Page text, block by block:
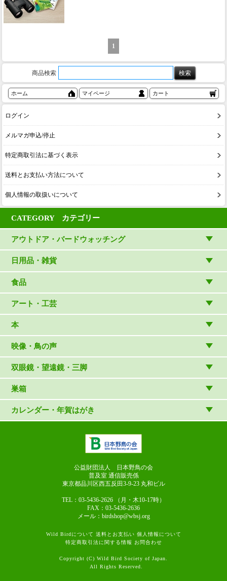
1
商品検索
ホーム マイページ カート
ログイン
メルマガ申込/停止
特定商取引法に基づく表示
送料とお支払い方法について
個人情報の取扱いについて
CATEGORY カテゴリー
アウトドア・バードウォッチング
アウトドアウェア
アウトドア雑貨
バードウォッチング用品
日用品・雑貨
リビング・キッチン・ファッション
ゲーム・ホビー・文具
食品
食品
アート・工芸
雑貨（村上康成）
マスコット・ブローチほか
本
図鑑
読み物
写真集・ガイドブック・絵本
論文集（ストリクス）
映像・鳥の声
CD
DVD・ブルーレイ・ビデオ
鳴き声タッチペンなど
双眼鏡・望遠鏡・三脚
スターターセット
双眼鏡
巣箱
巣箱など
カレンダー・年賀はがき
公益財団法人 日本野鳥の会
普及室 通信販売係
東京都品川区西五反田3-9-23 丸和ビル
TEL：03-5436-2626
（月・木10-17時）
FAX：03-5436-2636
メール：birdshop@wbsj.org
Wild Birdについて 送料とお支払い 個人情報について
特定商取引法に関する情報
お問合わせ
Copyright (C) Wild Bird Society of Japan.
All Rights Reserved.